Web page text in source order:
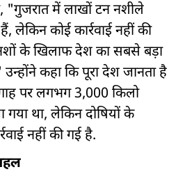
"गुजरात में लाखों टन नशीले
लेकिन कोई कार्रवाई नहीं की
के खिलाफ देश का सबसे बड़ा
कहा कि पूरा देश जानता है
पर लगभग 3,000 किलो
गया था, लेकिन दोषियों के
नहीं की गई है.